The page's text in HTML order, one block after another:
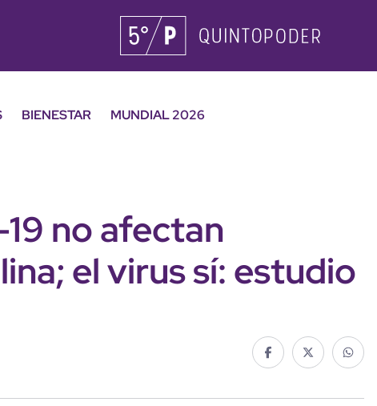
BIENESTAR
MUNDIAL 2026
no afectan
el virus sí: estudio